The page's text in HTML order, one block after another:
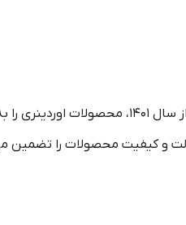
سایت اوردینری ایران، زیر مجموعه فروشگاه عطرامیر
و کیفیت محصولات را تضمین